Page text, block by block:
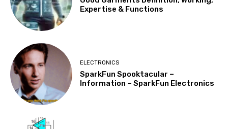
Expertise & Functions
ELECTRONICS
SparkFun Spooktacular –
Information – SparkFun Electronics